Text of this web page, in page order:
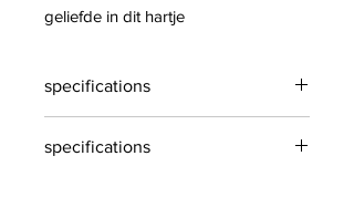
geliefde in dit hartje
specifications
handgemaakt zijn, zijn deze
specifications